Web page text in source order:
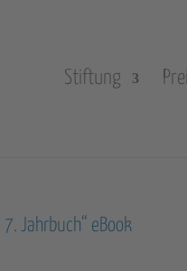
Stiftung
Jahrbuch“ eBook